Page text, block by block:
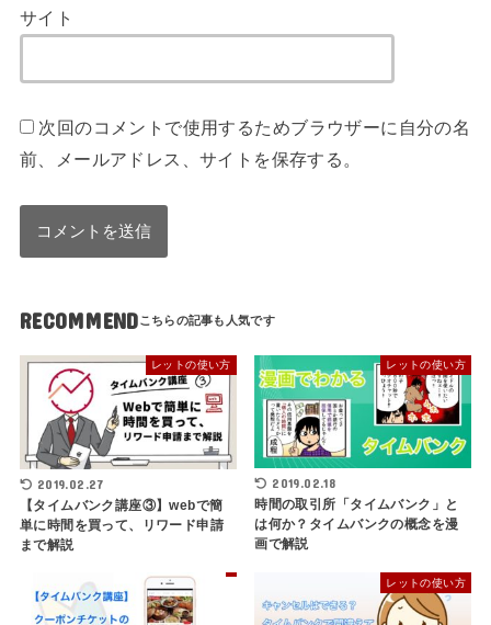
サイト
次回のコメントで使用するためブラウザーに自分の名
前、メールアドレス、サイトを保存する。
RECOMMEND
レットの使い方
2019.02.27
【タイムバンク講座③】webで簡
単に時間を買って、リワード申請
まで解説
レットの使い方
2019.02.18
時間の取引所「タイムバンク」と
は何か？タイムバンクの概念を漫
画で解説
レットの使い方